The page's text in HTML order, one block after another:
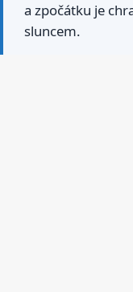
a zpočátku je
sluncem.